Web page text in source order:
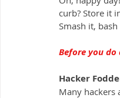
curb? Store it
Smash it,
Before you
Hacker
Many hackers